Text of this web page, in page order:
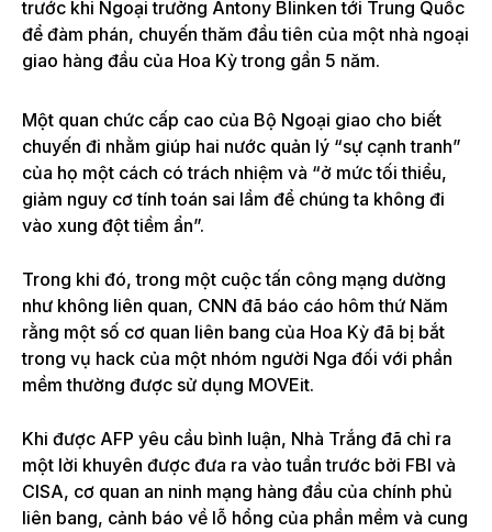
trước khi Ngoại trưởng Antony Blinken tới Trung Quốc
để đàm phán, chuyến thăm đầu tiên của một nhà ngoại
giao hàng đầu của Hoa Kỳ trong gần 5 năm.
Một quan chức cấp cao của Bộ Ngoại giao cho biết
chuyến đi nhằm giúp hai nước quản lý “sự cạnh tranh”
của họ một cách có trách nhiệm và “ở mức tối thiểu,
giảm nguy cơ tính toán sai lầm để chúng ta không đi
vào xung đột tiềm ẩn”.
Trong khi đó, trong một cuộc tấn công mạng dường
như không liên quan, CNN đã báo cáo hôm thứ Năm
rằng một số cơ quan liên bang của Hoa Kỳ đã bị bắt
trong vụ hack của một nhóm người Nga đối với phần
mềm thường được sử dụng MOVEit.
Khi được AFP yêu cầu bình luận, Nhà Trắng đã chỉ ra
một lời khuyên được đưa ra vào tuần trước bởi FBI và
CISA, cơ quan an ninh mạng hàng đầu của chính phủ
liên bang, cảnh báo về lỗ hổng của phần mềm và cung